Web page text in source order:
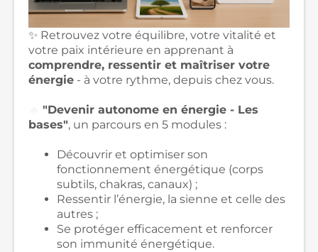
✨ Retrouvez votre équilibre, votre vitalité et
votre paix intérieure en apprenant à
comprendre, ressentir et maîtriser votre
énergie - à votre rythme, depuis chez vous.
"Devenir autonome en énergie - Les
bases", un parcours en 5 modules :
Découvrir et optimiser son
fonctionnement énergétique (corps
subtils, chakras, canaux) ;
Ressentir l’énergie, la sienne et celle des
autres ;
Se protéger efficacement et renforcer
son immunité énergétique.